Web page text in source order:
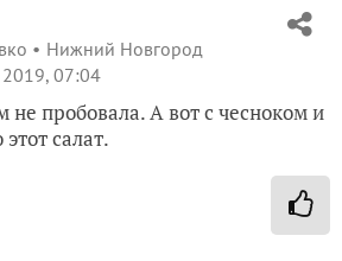
Нижний Новгород
07:04
не пробовала. А вот с чесноком и
салат.